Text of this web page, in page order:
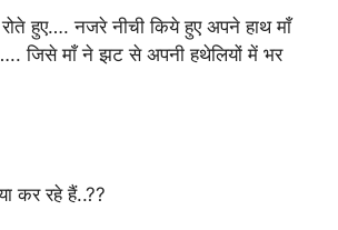
हुए…. नजरे नीची किये हुए अपने हाथ माँ
जिसे माँ ने झट से अपनी हथेलियों में भर
कर रहे हैं..??